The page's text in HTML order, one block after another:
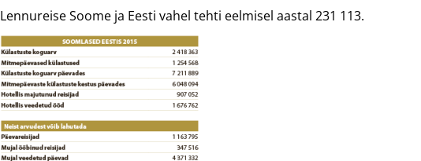
Lennureise Soome ja Eesti vahel tehti eelmisel aastal 231 113.